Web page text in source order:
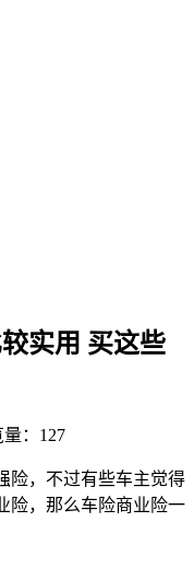
实用 买这些
量：127
险，不过有些车主觉得
险，那么车险商业险一